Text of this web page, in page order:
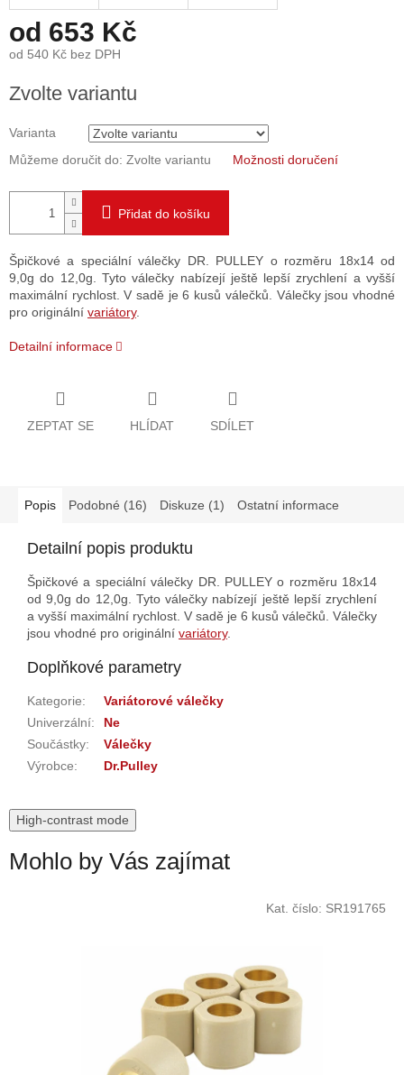
od 653 Kč
od 540 Kč bez DPH
cena:
Zvolte variantu
Varianta
Můžeme doručit do: Zvolte variantu Možnosti doručení
Přidat do košíku
Špičkové a speciální válečky DR. PULLEY o rozměru 18x14 od
9,0g do 12,0g. Tyto válečky nabízejí ještě lepší zrychlení a vyšší
maximální rychlost. V sadě je 6 kusů válečků. Válečky jsou vhodné
pro originální variátory.
Detailní informace
ZEPTAT SE HLÍDAT SDÍLET
Popis Podobné (16) Diskuze (1) Ostatní informace
Detailní popis produktu
Špičkové a speciální válečky DR. PULLEY o rozměru 18x14
od 9,0g do 12,0g. Tyto válečky nabízejí ještě lepší zrychlení
a vyšší maximální rychlost. V sadě je 6 kusů válečků. Válečky
jsou vhodné pro originální variátory.
Doplňkové parametry
Kategorie:
Variátorové válečky
Univerzální:
Ne
Součástky:
Válečky
Výrobce: Dr.Pulley
High-contrast mode
Mohlo by Vás zajímat
Kat. číslo: SR191765